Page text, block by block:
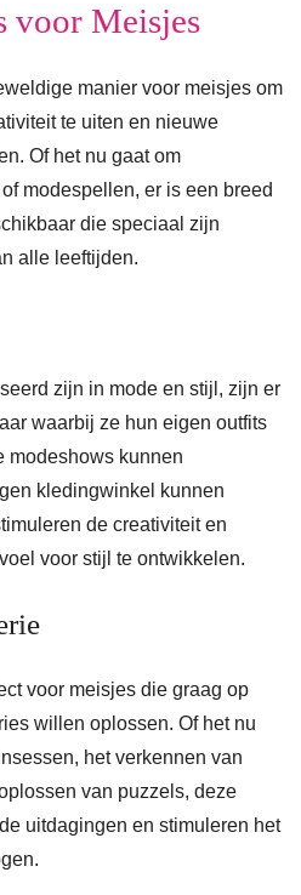
voor Meisjes
manier voor meisjes om
te uiten en nieuwe
Of het nu gaat om
modespellen, er is een breed
die speciaal zijn
alle leeftijden.
zijn in mode en stijl, zijn er
waarbij ze hun eigen outfits
modeshows kunnen
kledingwinkel kunnen
de creativiteit en
voor stijl te ontwikkelen.
voor meisjes die graag op
willen oplossen. Of het nu
het verkennen van
van puzzels, deze
uitdagingen en stimuleren het